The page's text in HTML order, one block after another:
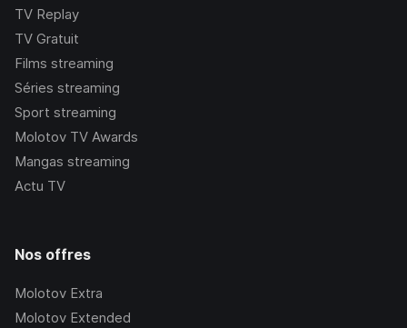
TV Replay
TV Gratuit
Films streaming
Séries streaming
Sport streaming
Molotov TV Awards
Mangas streaming
Actu TV
Nos offres
Molotov Extra
Molotov Extended